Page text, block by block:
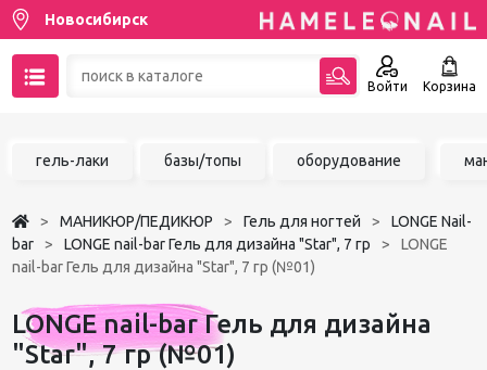
Новосибирск
Войти Корзина
Чат в MAX
Избранное
гель-лаки базы/топы оборудование
МАНИКЮР/ПЕДИКЮР Гель для ногтей
LONGE Nail-
bar
LONGE nail-bar Гель для дизайна "Star", 7 гр
LONGE
nail-bar Гель для дизайна "Star", 7 гр (№01)
LONGE nail-bar Гель для дизайна
"Star", 7 гр (№01)